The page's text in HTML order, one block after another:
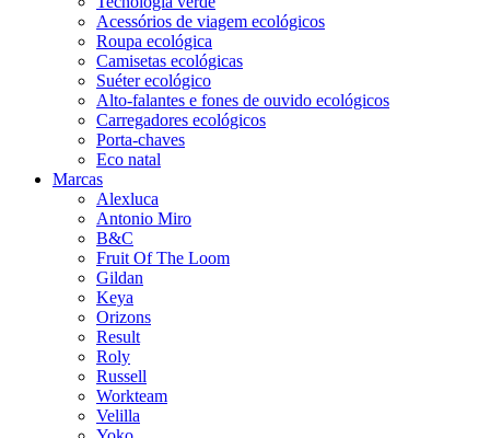
Acessórios de viagem ecológicos
Roupa ecológica
Camisetas ecológicas
Suéter ecológico
Alto-falantes e fones de ouvido ecológicos
Carregadores ecológicos
Porta-chaves
Eco natal
Marcas
Alexluca
Antonio Miro
B&C
Fruit Of The Loom
Gildan
Keya
Orizons
Result
Roly
Russell
Workteam
Velilla